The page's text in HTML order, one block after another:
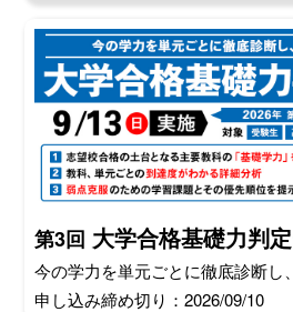
第3回 大学合格基礎力判
今の学力を単元ごとに徹底診断し
申し込み締め切り：2026/09/10